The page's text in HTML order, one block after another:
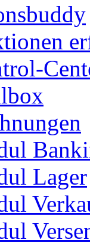
Lager